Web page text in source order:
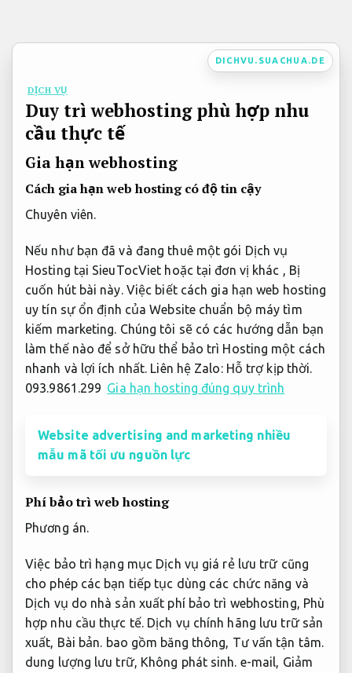
nội
DICHVU.SUACHUA.DE
DỊCH VỤ
Duy trì webhosting phù hợp nhu
cầu thực tế
Gia hạn webhosting
Cách gia hạn web hosting có độ tin cậy
Chuyên viên.
Nếu như bạn đã và đang thuê một gói Dịch vụ
Hosting tại SieuTocViet hoặc tại đơn vị khác , Bị
cuốn hút bài này. Việc biết cách gia hạn web hosting
uy tín sự ổn định của Website chuẩn bộ máy tìm
kiếm marketing. Chúng tôi sẽ có các hướng dẫn bạn
làm thế nào để sở hữu thể bảo trì Hosting một cách
nhanh và lợi ích nhất. Liên hệ Zalo: Hỗ trợ kịp thời.
093.9861.299 Gia hạn hosting đúng quy trình
Website advertising and marketing nhiều
mẫu mã tối ưu nguồn lực
Phí bảo trì web hosting
Phương án.
Việc bảo trì hạng mục Dịch vụ giá rẻ lưu trữ cũng
cho phép các bạn tiếp tục dùng các chức năng và
Dịch vụ do nhà sản xuất phí bảo trì webhosting, Phù
hợp nhu cầu thực tế. Dịch vụ chính hãng lưu trữ sản
xuất, Bài bản. bao gồm băng thông, Tư vấn tận tâm.
dung lượng lưu trữ, Không phát sinh. e-mail, Giảm